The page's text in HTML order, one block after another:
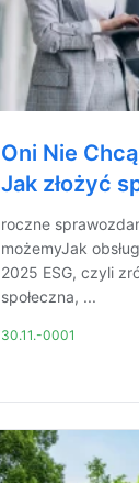
Oni Nie
Jak złożyć
roczne
możemyJak
2025 ESG, czyli
społeczna, ...
30.11.-0001